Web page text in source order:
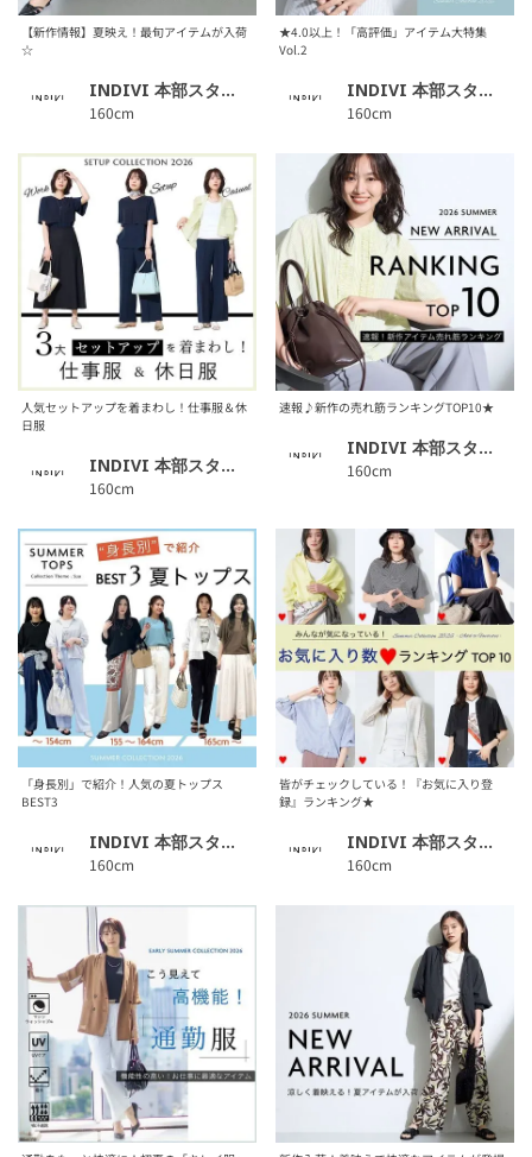
【新作情報】夏映え！最旬アイテムが入荷
☆
INDIVI 本部スタッフ
160cm
★4.0以上！「高評価」アイテム大特集
Vol.2
INDIVI 本部スタッフ
160cm
人気セットアップを着まわし！仕事服＆休
日服
INDIVI 本部スタッフ
160cm
速報♪新作の売れ筋ランキングTOP10★
INDIVI 本部スタッフ
160cm
「身長別」で紹介！人気の夏トップス
BEST3
INDIVI 本部スタッフ
160cm
皆がチェックしている！『お気に入り登
録』ランキング★
INDIVI 本部スタッフ
160cm